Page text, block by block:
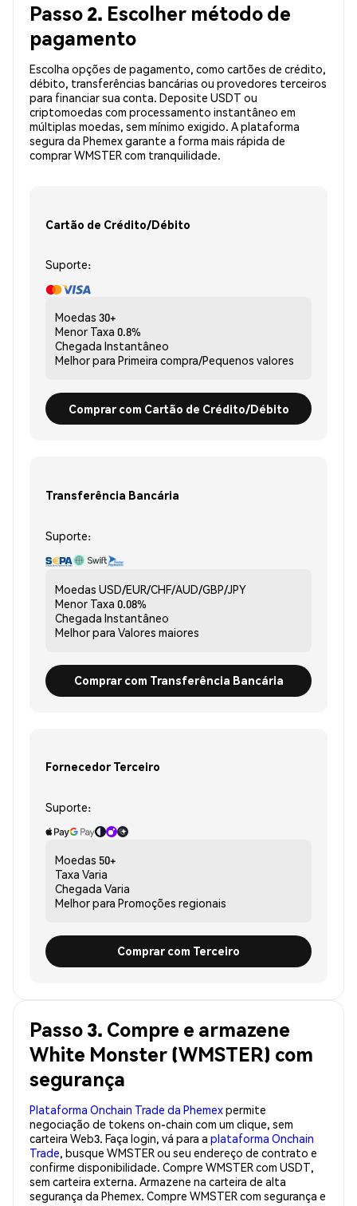
Passo 2. Escolher método de
pagamento
Escolha opções de pagamento, como cartões de crédito,
débito, transferências bancárias ou provedores terceiros
para financiar sua conta. Deposite USDT ou
criptomoedas com processamento instantâneo em
múltiplas moedas, sem mínimo exigido. A plataforma
segura da Phemex garante a forma mais rápida de
comprar WMSTER com tranquilidade.
Cartão de Crédito/Débito
Suporte:
Moedas 30+
Menor Taxa 0.8%
Chegada Instantâneo
Melhor para Primeira compra/Pequenos valores
Comprar com Cartão de Crédito/Débito
Transferência Bancária
Suporte:
Moedas USD/EUR/CHF/AUD/GBP/JPY
Menor Taxa 0.08%
Chegada Instantâneo
Melhor para Valores maiores
Comprar com Transferência Bancária
Fornecedor Terceiro
Suporte:
Moedas 50+
Taxa Varia
Chegada Varia
Melhor para Promoções regionais
Comprar com Terceiro
Passo 3. Compre e armazene
White Monster (WMSTER) com
segurança
Plataforma Onchain Trade da Phemexpermite
negociação de tokens on-chain com um clique, sem
carteira Web3. Faça login, vá para a plataforma Onchain
Trade, busque WMSTER ou seu endereço de contrato e
confirme disponibilidade. Compre WMSTER com USDT,
sem carteira externa. Armazene na carteira de alta
segurança da Phemex. Compre WMSTER com segurança e